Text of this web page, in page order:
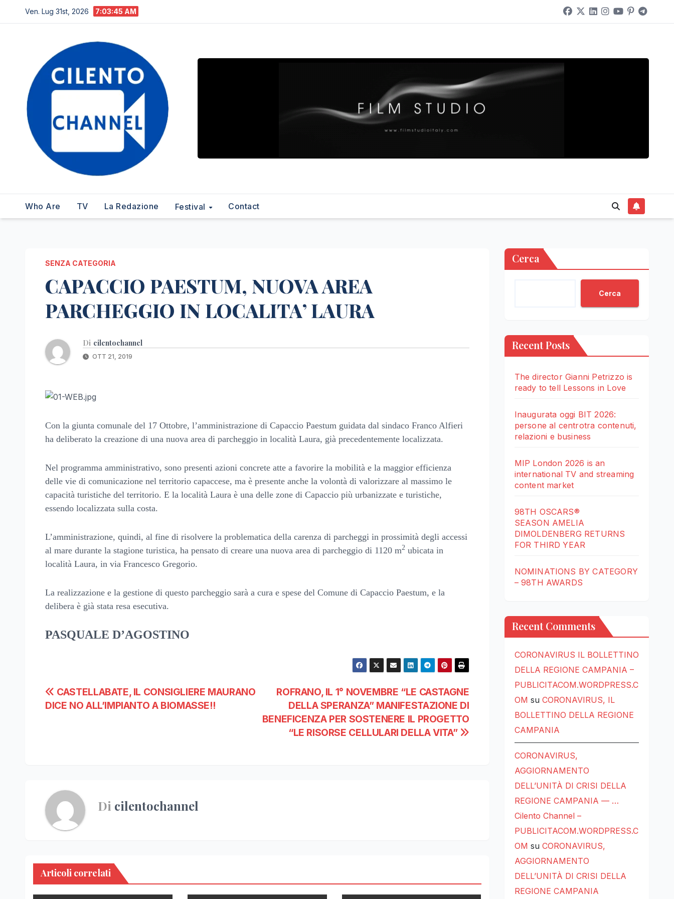
al
Ven. Lug 31st, 2026 7:03:46 AM
Who Are TV La Redazione Festival Contact
SENZA CATEGORIA
CAPACCIO PAESTUM, NUOVA AREA
PARCHEGGIO IN LOCALITA’ LAURA
Di cilentochannel
OTT 21, 2019
Con la giunta comunale del 17 Ottobre, l’amministrazione di Capaccio Paestum guidata dal sindaco Franco Alfieri
ha deliberato la creazione di una nuova area di parcheggio in località Laura, già precedentemente localizzata.
Nel programma amministrativo, sono presenti azioni concrete atte a favorire la mobilità e la maggior efficienza
delle vie di comunicazione nel territorio capaccese, ma è presente anche la volontà di valorizzare al massimo le
capacità turistiche del territorio. E la località Laura è una delle zone di Capaccio più urbanizzate e turistiche,
essendo localizzata sulla costa.
L’amministrazione, quindi, al fine di risolvere la problematica della carenza di parcheggi in prossimità degli accessi
al mare durante la stagione turistica, ha pensato di creare una nuova area di parcheggio di 1120 m2 ubicata in
località Laura, in via Francesco Gregorio.
La realizzazione e la gestione di questo parcheggio sarà a cura e spese del Comune di Capaccio Paestum, e la
delibera è già stata resa esecutiva.
PASQUALE D’AGOSTINO
Navigazione
articoli
ROFRANO, IL 1° NOVEMBRE “LE CASTAGNE
DELLA SPERANZA” MANIFESTAZIONE DI
BENEFICENZA PER SOSTENERE IL PROGETTO
“LE RISORSE CELLULARI DELLA VITA”
CASTELLABATE, IL CONSIGLIERE MAURANO
DICE NO ALL’IMPIANTO A BIOMASSE!!
Di cilentochannel
Articoli correlati
Cerca
Cerca
Recent Posts
The director Gianni Petrizzo is
ready to tell Lessons in Love
Inaugurata oggi BIT 2026:
persone al centrotra contenuti,
relazioni e business
MIP London 2026 is an
international TV and streaming
content market
98TH OSCARS®
SEASON AMELIA
DIMOLDENBERG RETURNS
FOR THIRD YEAR
NOMINATIONS BY CATEGORY
– 98TH AWARDS
Recent Comments
CORONAVIRUS IL BOLLETTINO
DELLA REGIONE CAMPANIA –
PUBLICITACOM.WORDPRESS.C
OM su CORONAVIRUS, IL
BOLLETTINO DELLA REGIONE
CAMPANIA
CORONAVIRUS,
AGGIORNAMENTO
DELL’UNITÀ DI CRISI DELLA
REGIONE CAMPANIA — …
Cilento Channel –
PUBLICITACOM.WORDPRESS.C
OM su CORONAVIRUS,
AGGIORNAMENTO
DELL’UNITÀ DI CRISI DELLA
REGIONE CAMPANIA